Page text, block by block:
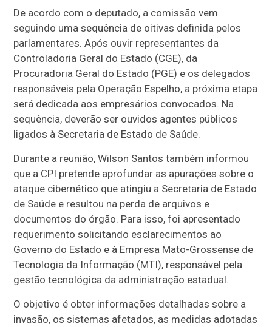
De acordo com o deputado, a comissão vem
seguindo uma sequência de oitivas definida pelos
parlamentares. Após ouvir representantes da
Controladoria Geral do Estado (CGE), da
Procuradoria Geral do Estado (PGE) e os delegados
responsáveis pela Operação Espelho, a próxima etapa
será dedicada aos empresários convocados. Na
sequência, deverão ser ouvidos agentes públicos
ligados à Secretaria de Estado de Saúde.
Durante a reunião, Wilson Santos também informou
que a CPI pretende aprofundar as apurações sobre o
ataque cibernético que atingiu a Secretaria de Estado
de Saúde e resultou na perda de arquivos e
documentos do órgão. Para isso, foi apresentado
requerimento solicitando esclarecimentos ao
Governo do Estado e à Empresa Mato-Grossense de
Tecnologia da Informação (MTI), responsável pela
gestão tecnológica da administração estadual.
O objetivo é obter informações detalhadas sobre a
invasão, os sistemas afetados, as medidas adotadas